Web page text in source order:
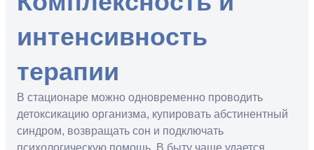
интенсивность
терапии
В стационаре можно одновременно проводить
детоксикацию организма, купировать абстинентный
синдром, возвращать сон и подключать